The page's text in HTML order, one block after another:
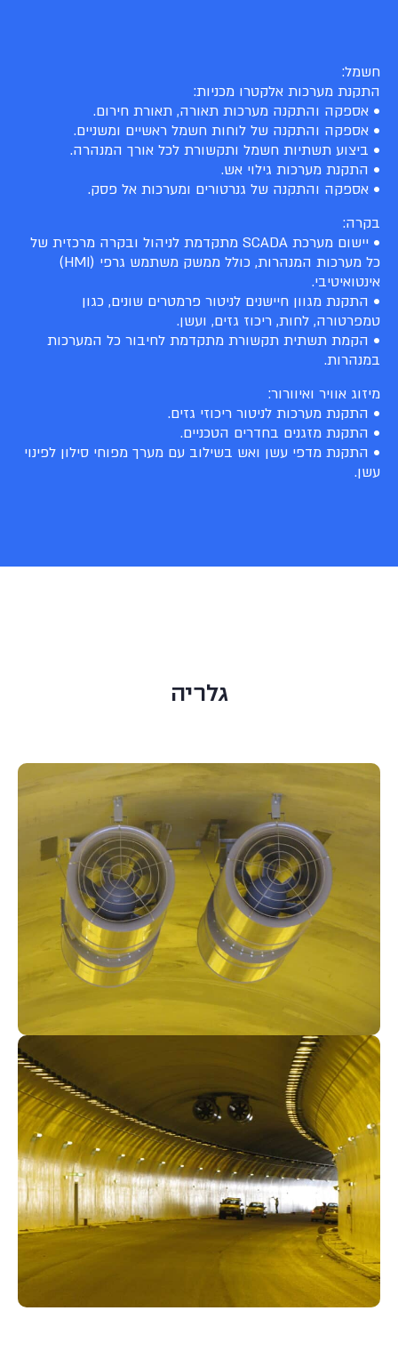
חשמל:
התקנת מערכות אלקטרו מכניות:
• אספקה והתקנה מערכות תאורה, תאורת חירום.
• אספקה והתקנה של לוחות חשמל ראשיים ומשניים.
• ביצוע תשתיות חשמל ותקשורת לכל אורך המנהרה.
• התקנת מערכות גילוי אש.
• אספקה והתקנה של גנרטורים ומערכות אל פסק.
בקרה:
• יישום מערכת SCADA מתקדמת לניהול ובקרה מרכזית של
כל מערכות המנהרות, כולל ממשק משתמש גרפי (HMI)
אינטואיטיבי.
• התקנת מגוון חיישנים לניטור פרמטרים שונים, כגון
טמפרטורה, לחות, ריכוז גזים, ועשן.
• הקמת תשתית תקשורת מתקדמת לחיבור כל המערכות
במנהרות.
מיזוג אוויר ואיוורור:
• התקנת מערכות לניטור ריכוזי גזים.
• התקנת מזגנים בחדרים הטכניים.
• התקנת מדפי עשן ואש בשילוב עם מערך מפוחי סילון לפינוי
עשן.
גלריה